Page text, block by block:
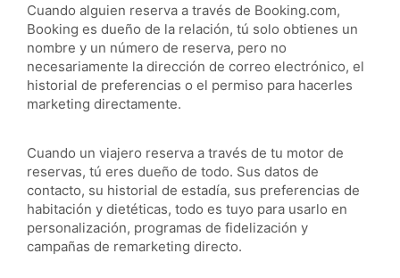
Cuando alguien reserva a través de Booking.com,
Booking es dueño de la relación, tú solo obtienes un
nombre y un número de reserva, pero no
necesariamente la dirección de correo electrónico, el
historial de preferencias o el permiso para hacerles
marketing directamente.
Cuando un viajero reserva a través de tu motor de
reservas, tú eres dueño de todo. Sus datos de
contacto, su historial de estadía, sus preferencias de
habitación y dietéticas, todo es tuyo para usarlo en
personalización, programas de fidelización y
campañas de remarketing directo.